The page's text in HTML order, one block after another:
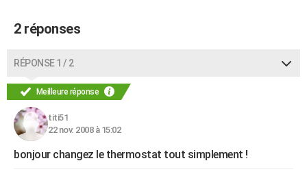
2 réponses
RÉPONSE 1 / 2
Meilleure réponse
titi51
22 nov. 2008 à 15:02
bonjour changez le thermostat tout simplement !